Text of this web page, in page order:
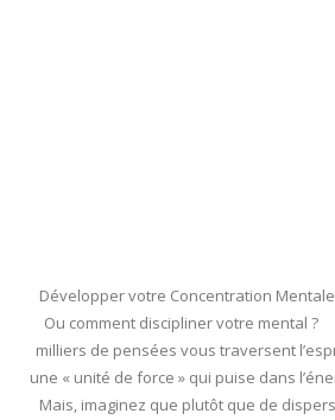
Développer votre Concentration
Ou comment discipliner votre mental
milliers de pensées vous traversent
une « unité de force » qui puise dans
Mais, imaginez que plutôt que de